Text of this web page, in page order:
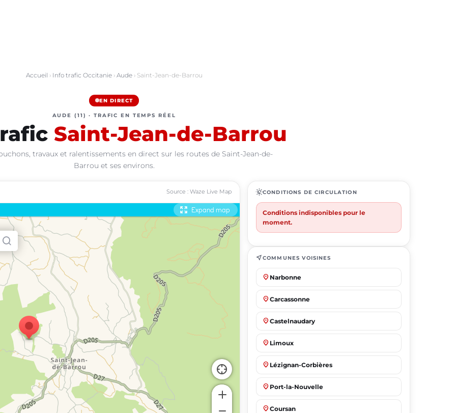
Accueil › Info trafic Occitanie› Aude› Saint-Jean-de-Barrou
EN DIRECT
AUDE (11) · TRAFIC EN TEMPS RÉEL
Saint-Jean-de-Barrou
travaux et ralentissements en direct sur les routes de Saint-Jean-de-
Barrou et ses environs.
Source : Waze Live Map routineCONDITIONS DE CIRCULATION
Conditions indisponibles pour le
moment.
near_meCOMMUNES VOISINES
place Narbonne
place Carcassonne
place Castelnaudary
place Limoux
place Lézignan-Corbières
place Port-la-Nouvelle
place Coursan